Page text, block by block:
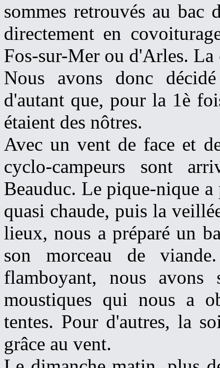
sommes retrouvés au bac
directement en
Fos-sur-Mer ou d'Arles. La
Nous avons donc
d'autant que, pour la 1è
étaient des nôtres.
Avec un vent de face et
cyclo-campeurs sont
Beauduc. Le pique-nique a
quasi chaude, puis la
lieux, nous a préparé un
son morceau de
flamboyant, nous
moustiques qui nous a
tentes. Pour d'autres, la
grâce au vent.